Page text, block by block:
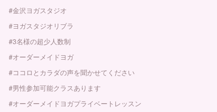
#金沢ヨガスタジオ
#ヨガスタジオリブラ
#3名様の超少人数制
#オーダーメイドヨガ
#ココロとカラダの声を聞かせてください
#男性参加可能クラスあります
#オーダーメイドヨガプライベートレッスン